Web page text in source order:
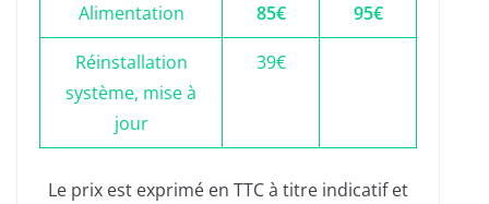
Alimentation 85€ 95€
Réinstallation
système, mise à
jour
39€
Le prix est exprimé en TTC à titre indicatif et